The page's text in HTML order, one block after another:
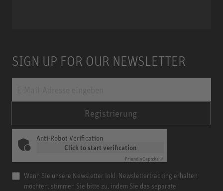
SIGN UP FOR OUR NEWSLETTER
Registrierung
Anti-Robot Verification
Click to start verification
FriendlyCaptcha ⇗
Wenn Sie unsere Newsletter inkl. Newslettertracking erhalten
möchten, stimmen Sie bitte zu, indem Sie das separate